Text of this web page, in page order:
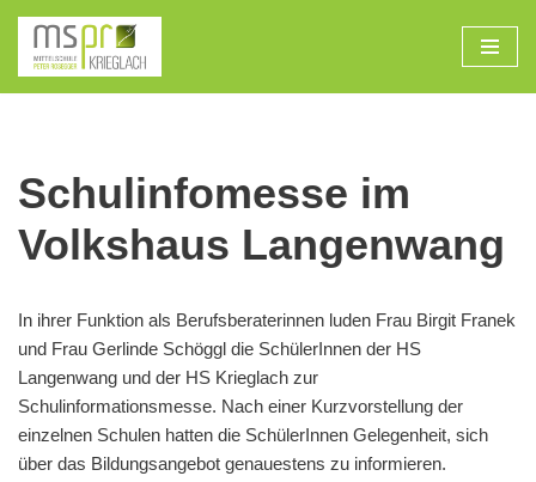
Zum
Inhalt
Schulinfomesse im
Volkshaus Langenwang
In ihrer Funktion als Berufsberaterinnen luden Frau Birgit Franek
und Frau Gerlinde Schöggl die SchülerInnen der HS
Langenwang und der HS Krieglach zur
Schulinformationsmesse. Nach einer Kurzvorstellung der
einzelnen Schulen hatten die SchülerInnen Gelegenheit, sich
über das Bildungsangebot genauestens zu informieren.